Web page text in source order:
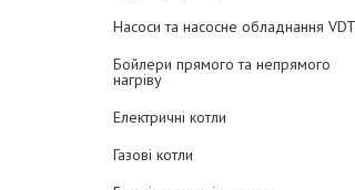
Насоси та насосне обладнання VDT
Бойлери прямого та непрямого
нагріву
Електричні котли
Газові котли